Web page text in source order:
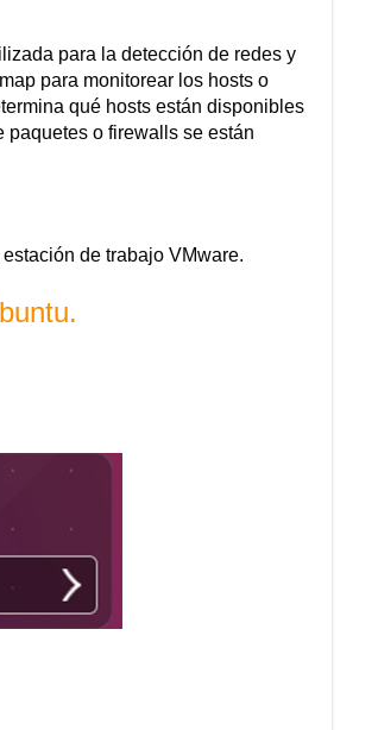
para la detección de redes y
para monitorear los hosts o
qué hosts están disponibles
paquetes o firewalls se están
de trabajo VMware.